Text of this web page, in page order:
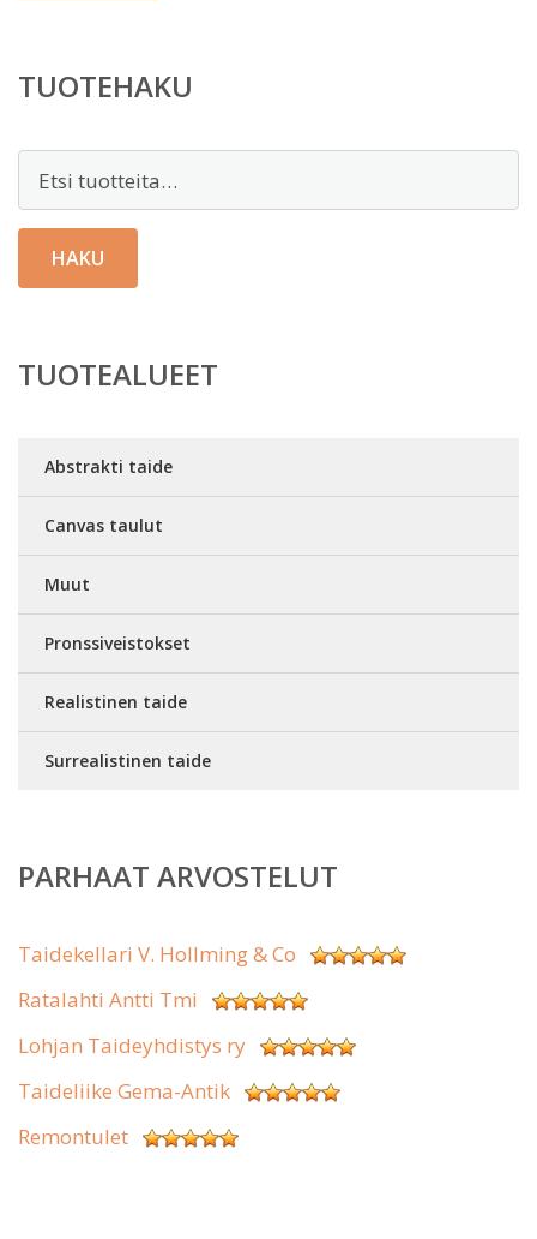
TUOTEHAKU
HAKU
TUOTEALUEET
Abstrakti taide
Canvas taulut
Muut
Pronssiveistokset
Realistinen taide
Surrealistinen taide
PARHAAT ARVOSTELUT
Taidekellari V. Hollming & Co
Ratalahti Antti Tmi
Lohjan Taideyhdistys ry
Taideliike Gema-Antik
Remontulet